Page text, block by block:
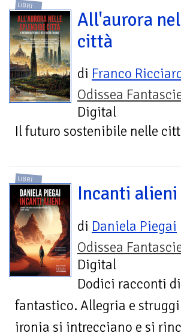
LIBRI
All'aurora
città
di Franco
Odissea
Digital
Il futuro sostenibile nelle
LIBRI
Incanti alieni
di Daniela Piegai
Odissea
Digital
Dodici racconti
fantastico. Allegria e
ironia si intrecciano e si